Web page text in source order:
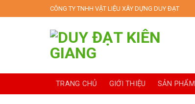
to
CÔNG TY TNHH VẬT LIỆU XÂY DỰNG DUY ĐẠT
TRANG CHỦ GIỚI THIỆU SẢN PHẨM